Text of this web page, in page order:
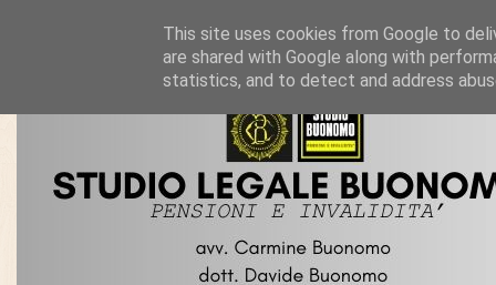
This site uses cookies from Google to
are shared with Google along with
statistics, and to detect and address